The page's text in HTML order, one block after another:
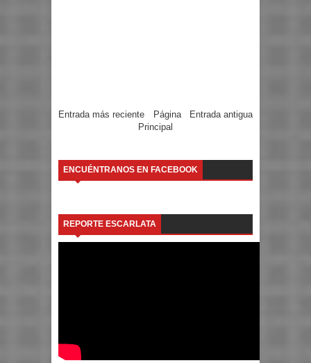
Entrada más reciente Entrada antigua
Página
Principal
ENCUÉNTRANOS EN FACEBOOK
REPORTE ESCARLATA